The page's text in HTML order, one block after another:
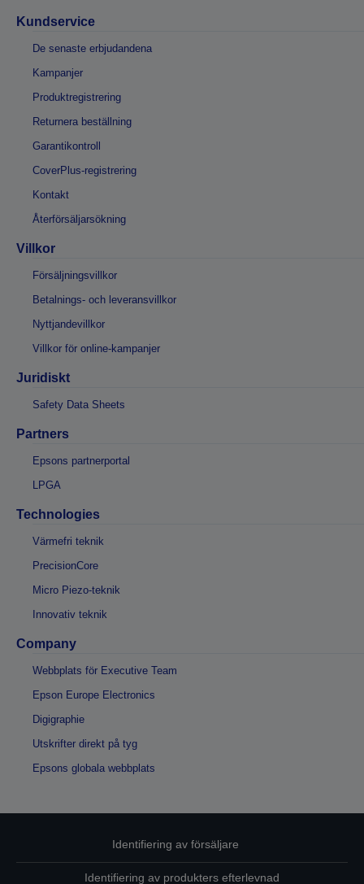
Kundservice
De senaste erbjudandena
Kampanjer
Produktregistrering
Returnera beställning
Garantikontroll
CoverPlus-registrering
Kontakt
Återförsäljarsökning
Villkor
Försäljningsvillkor
Betalnings- och leveransvillkor
Nyttjandevillkor
Villkor för online-kampanjer
Juridiskt
Safety Data Sheets
Partners
Epsons partnerportal
LPGA
Technologies
Värmefri teknik
PrecisionCore
Micro Piezo-teknik
Innovativ teknik
Company
Webbplats för Executive Team
Epson Europe Electronics
Digigraphie
Utskrifter direkt på tyg
Epsons globala webbplats
Identifiering av försäljare
Identifiering av produkters efterlevnad